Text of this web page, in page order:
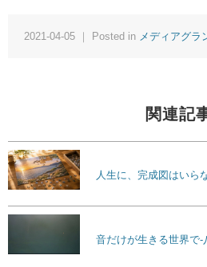
2021-04-05 ｜ Posted in メディアグラ
関連記
人生に、完成図はいら
音だけが生きる世界で-